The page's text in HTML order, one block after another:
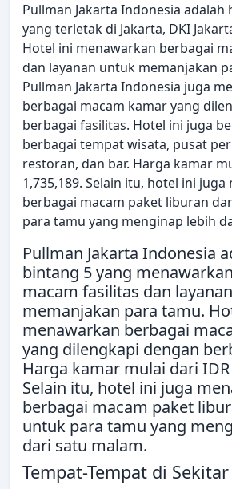
Pullman Jakarta Indonesia
yang terletak di Jakarta, DKI
Hotel ini menawarkan berbagai
dan layanan untuk memanjakan
Pullman Jakarta Indonesia juga
berbagai macam kamar yang
berbagai fasilitas. Hotel ini juga
berbagai tempat wisata, pusat
restoran, dan bar. Harga kamar
1,735,189. Selain itu, hotel ini
berbagai macam paket liburan
para tamu yang menginap lebih
Pullman Jakarta Indonesia
bintang 5 yang
macam fasilitas dan
memanjakan para tamu.
menawarkan berbagai
yang dilengkapi dengan
Harga kamar mulai dari IDR
Selain itu, hotel ini juga
berbagai macam paket
untuk para tamu yang
dari satu malam.
Tempat-Tempat di Sekitar